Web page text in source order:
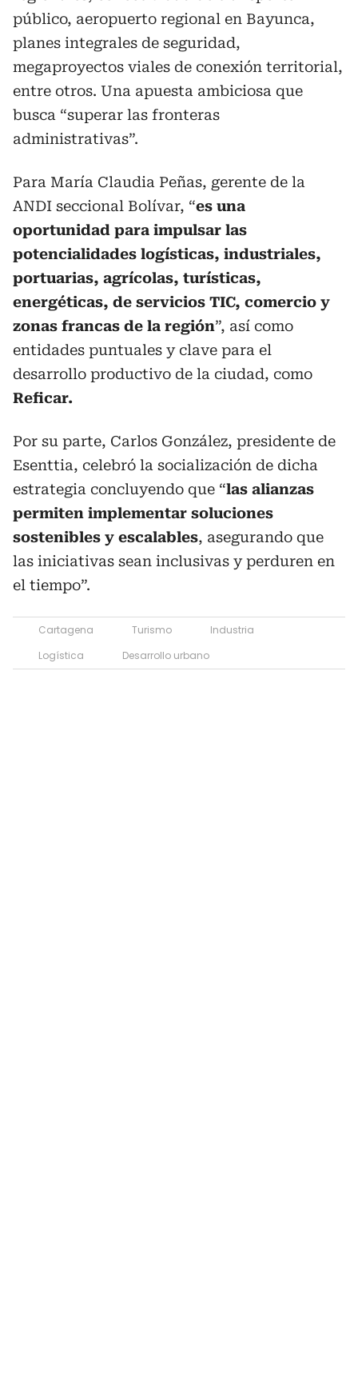
público, aeropuerto regional en Bayunca,
planes integrales de seguridad,
megaproyectos viales de conexión territorial,
entre otros. Una apuesta ambiciosa que
busca “superar las fronteras
administrativas”.
Para María Claudia Peñas, gerente de la
ANDI seccional Bolívar, “es una
oportunidad para impulsar las
potencialidades logísticas, industriales,
portuarias, agrícolas, turísticas,
energéticas, de servicios TIC, comercio y
zonas francas de la región”, así como
entidades puntuales y clave para el
desarrollo productivo de la ciudad, como
Reficar.
Por su parte, Carlos González, presidente de
Esenttia, celebró la socialización de dicha
estrategia concluyendo que “las alianzas
permiten implementar soluciones
sostenibles y escalables, asegurando que
las iniciativas sean inclusivas y perduren en
el tiempo”.
Cartagena Turismo
Industria
Logística
Desarrollo urbano